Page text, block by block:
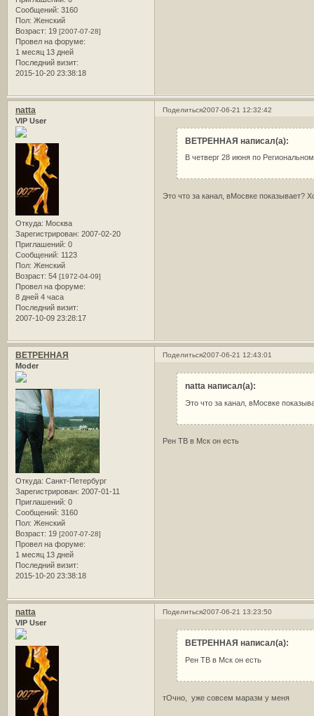
Сообщений: 3160
Пол: Женский
Возраст: 19 [2007-07-28]
Провел на форуме:
1 месяц 13 дней
Последний визит:
2015-10-20 23:38:18
Поделиться2007-06-21 12:32:42
natta
VIP User
Откуда: Москва
Зарегистрирован: 2007-02-20
Приглашений: 0
Сообщений: 1123
Пол: Женский
Возраст: 54 [1972-04-09]
Провел на форуме:
8 дней 4 часа
Последний визит:
2007-10-09 23:28:17
ВЕТРЕННАЯ написал(а):
В четверг 28 июня по
Это что за канал, вМосвке показывает?
Поделиться2007-06-21 12:43:01
ВЕТРЕННАЯ
Moder
Откуда: Санкт-Петербург
Зарегистрирован: 2007-01-11
Приглашений: 0
Сообщений: 3160
Пол: Женский
Возраст: 19 [2007-07-28]
Провел на форуме:
1 месяц 13 дней
Последний визит:
2015-10-20 23:38:18
natta написал(а):
Это что за канал, вМосвке
Рен ТВ в Мск он есть
Поделиться2007-06-21 13:23:50
natta
VIP User
ВЕТРЕННАЯ написал(а):
Рен ТВ в Мск он есть
тОчно, уже совсем маразм у меня